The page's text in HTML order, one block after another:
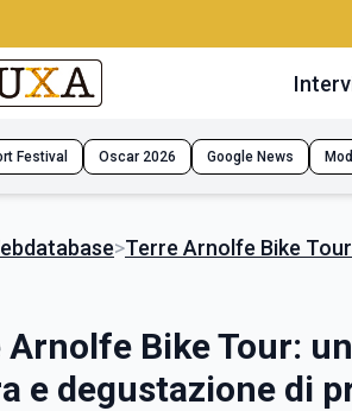
Festival Oscar 2026 Google News
>Terre Arnolfe Bike
Arnolfe Bike Tour:
e degustazione di